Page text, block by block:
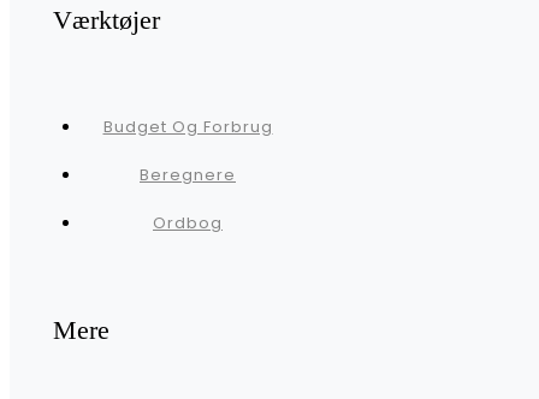
Værktøjer
Budget Og Forbrug
Beregnere
Ordbog
Mere